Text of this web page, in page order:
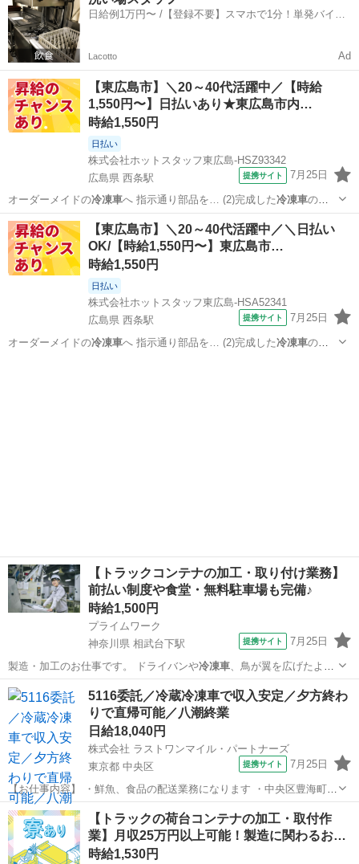
日給例1万円〜 /【登録不要】スマホで1分！単発バイト
Lacotto Ad
【東広島市】＼20～40代活躍中／【時給
1,550円〜】日払いあり★東広島市内…
時給1,550円
日払い
株式会社ホットスタッフ東広島-HSZ93342
広島県 西条駅
提携サイト 7月25日
オーダーメイドの冷凍車 へ 指示通り部品を… (2)完成した冷凍車の中
を磨く 日勤…
広島 東広島市 西条駅 工場
【東広島市】＼20～40代活躍中／＼日払い
OK/【時給1,550円〜】東広島市…
時給1,550円
日払い
株式会社ホットスタッフ東広島-HSA52341
広島県 西条駅
提携サイト 7月25日
オーダーメイドの冷凍車 へ 指示通り部品を… (2)完成した冷凍車の中
【トラックコンテナの加工・取り付け業務】
前払い制度や食堂・無料駐車場も完備♪
時給1,500円
プライムワーク
神奈川県 相武台下駅
提携サイト 7月25日
製造・加工のお仕事です。 ドライバンや冷凍車、鳥が翼を広げたよう
に横が開閉する ウ…
神奈川 相武台下駅 倉庫
5116委託／冷蔵冷凍車で収入安定／夕方終わ
りで直帰可能／八潮終業
日給18,040円
株式会社 ラストワンマイル・パートナーズ
東京都 中央区
提携サイト 7月25日
【お仕事内容】 ・鮮魚、食品の配送業務になります ・中央区豊海町に
て積込み ・お休みは市場カレンダーに準ずる（水・日） 配送エリア
午前: 白金、麻布エリア 午後: 亀戸、足立区、草加市、八潮市 ・配送
件数 午前:平均１...
東京 中央区 ドライバー
【トラックの荷台コンテナの加工・取付作
業】月収25万円以上可能！製造に関わるお…
時給1,530円